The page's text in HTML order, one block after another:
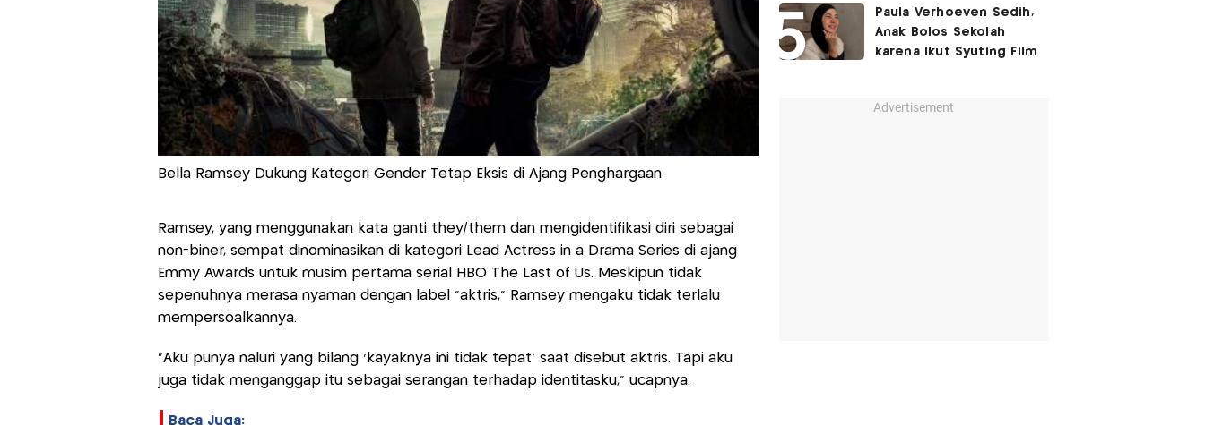
Bella Ramsey Dukung Kategori Gender Tetap Eksis di Ajang Penghargaan
Ramsey, yang menggunakan kata ganti they/them dan mengidentifikasi diri sebagai
non-biner, sempat dinominasikan di kategori Lead Actress in a Drama Series di ajang
Emmy Awards untuk musim pertama serial HBO The Last of Us. Meskipun tidak
sepenuhnya merasa nyaman dengan label “aktris,” Ramsey mengaku tidak terlalu
mempersoalkannya.
“Aku punya naluri yang bilang ‘kayaknya ini tidak tepat’ saat disebut aktris. Tapi aku
juga tidak menganggap itu sebagai serangan terhadap identitasku,” ucapnya.
Baca Juga:
Paula Verhoeven Sedih,
Anak Bolos Sekolah
karena Ikut Syuting Film
Advertisement